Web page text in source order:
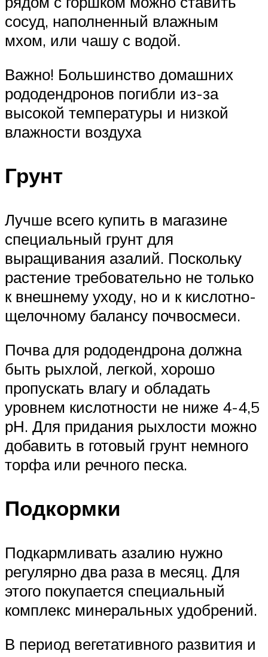
сосуд, наполненный влажным
мхом, или чашу с водой.
Важно! Большинство домашних
рододендронов погибли из-за
высокой температуры и низкой
влажности воздуха
Грунт
Лучше всего купить в магазине
специальный грунт для
выращивания азалий. Поскольку
растение требовательно не только
к внешнему уходу, но и к кислотно-
щелочному балансу почвосмеси.
Почва для рододендрона должна
быть рыхлой, легкой, хорошо
пропускать влагу и обладать
уровнем кислотности не ниже 4-4,5
рН. Для придания рыхлости можно
добавить в готовый грунт немного
торфа или речного песка.
Подкормки
Подкармливать азалию нужно
регулярно два раза в месяц. Для
этого покупается специальный
комплекс минеральных удобрений.
В период вегетативного развития и